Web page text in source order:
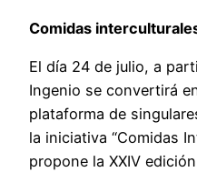
Comidas
El día 24 de julio, a
Ingenio se convertirá
plataforma de
la iniciativa “Comidas
propone la XXIV